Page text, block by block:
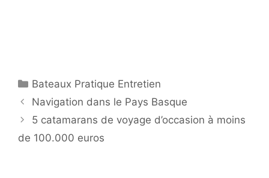
Catégories
Bateaux Pratique Entretien
Navigation dans le Pays Basque
5 catamarans de voyage d’occasion à moins
de 100.000 euros